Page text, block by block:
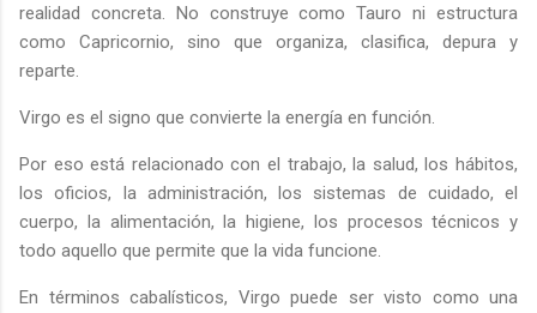
realidad concreta. No construye como Tauro ni estructura
como Capricornio, sino que organiza, clasifica, depura y
reparte.
Virgo es el signo que convierte la energía en función.
Por eso está relacionado con el trabajo, la salud, los hábitos,
los oficios, la administración, los sistemas de cuidado, el
cuerpo, la alimentación, la higiene, los procesos técnicos y
todo aquello que permite que la vida funcione.
En términos cabalísticos, Virgo puede ser visto como una